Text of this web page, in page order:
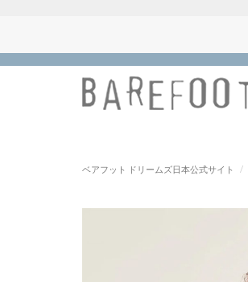
ベアフット ドリームズ日本公式サイト /